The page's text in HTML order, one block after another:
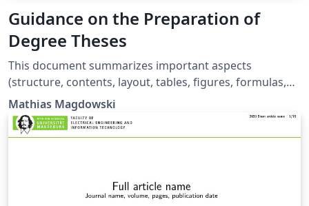
Guidance on the Preparation of
Degree Theses
This document summarizes important aspects
(structure, contents, layout, tables, figures, formulas,
citations, references) of the preparation of degree
theses. At the same time, this document can also be
used as a template for such theses. The document has
Mathias Magdowski